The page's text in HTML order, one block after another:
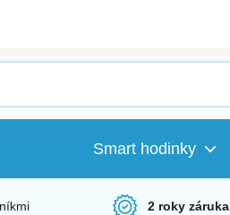
Smart hodinky
2 roky záruka